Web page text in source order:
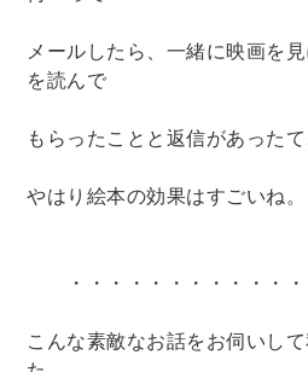
メールしたら、一緒に映画を
を読んで
もらったことと返信があったて
やはり絵本の効果はすごいね。
・・・・・・・・・・・・
こんな素敵なお話をお伺いし